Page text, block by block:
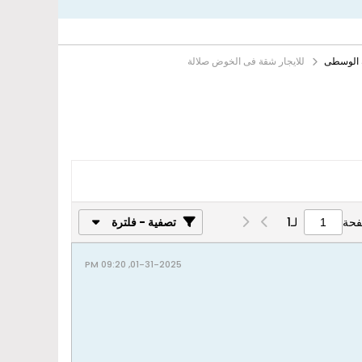
الوسطى للايجار شقة فى الخوض صلالة
لـ1 تصفية - فلترة
01-31-2025, 09:20 PM